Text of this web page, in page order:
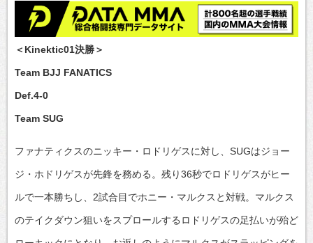
＜Kinektic01決勝＞
Team BJJ FANATICS
Def.4-0
Team SUG
ファナティクスのニッキー・ロドリゲスに対し、SUGはジョー
ジ・ホドリゲスが先鋒を務める。残り36秒でロドリゲスがヒー
ルで一本勝ちし、2試合目でホニー・マルクスと対戦。マルクス
のテイクダウン狙いをスプロールするロドリゲスの足払いが殆ど